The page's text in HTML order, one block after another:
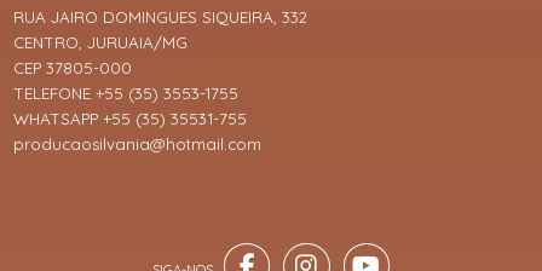
RUA JAIRO DOMINGUES SIQUEIRA, 332
CENTRO, JURUAIA/MG
CEP 37805-000
TELEFONE +55 (35) 3553-1755
WHATSAPP +55 (35) 35531-755
producaosilvania@hotmail.com